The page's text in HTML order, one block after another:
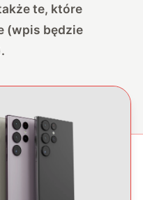
te, które
(wpis będzie